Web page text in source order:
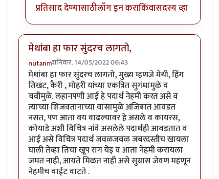
प्रतिसाद देण्यासाठीलॉग इन कराकिंवासदस्य व्हा
मेथांबा हा फार सुंदरच लागतो,
nutanmशनिवार, 14/05/2022 06:43
मेथांबा हा फार सुंदरच लागतो, मुख्य म्हणजे मेथी, हिंग
तिखट, कैरी , मोहरी यांच्या एकत्रित सुगंधामुळे व
चवीमुळे. लहानपणी आई हे पदार्थ नेहमी करत असे व
त्याच्या शिजवतानाच्या वासामुळे अजिबात आवडत
नसत, पण आता वय वाढल्यावर हे असले व कायरस,
कोयाडे अशी विचित्र नांवे असलेले पदार्थही आवडतात व
आई असे विचित्र पदार्थ जवळजवळ जबरदस्तीच खायला
घाली तेव्हा तिचा खूप राग येइ व आता नेहमी करायला
जमत नाही, आयते मिळत नाही असे सुग्रास जेवण महणून
नेहमीच वाईट वाटते .